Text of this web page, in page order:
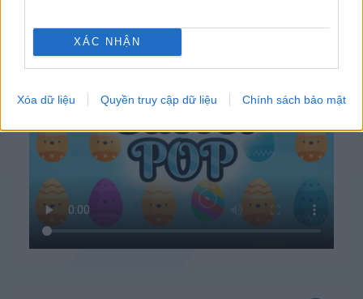
XÁC NHẬN
Xóa dữ liệu Quyền truy cập dữ liệu Chính sách bảo mật
Cách chơi Easter Pop